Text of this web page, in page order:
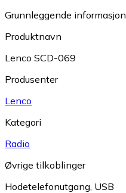
Grunnleggende informasjon
Produktnavn
Lenco SCD-069
Produsenter
Lenco
Kategori
Radio
Øvrige tilkoblinger
Hodetelefonutgang USB